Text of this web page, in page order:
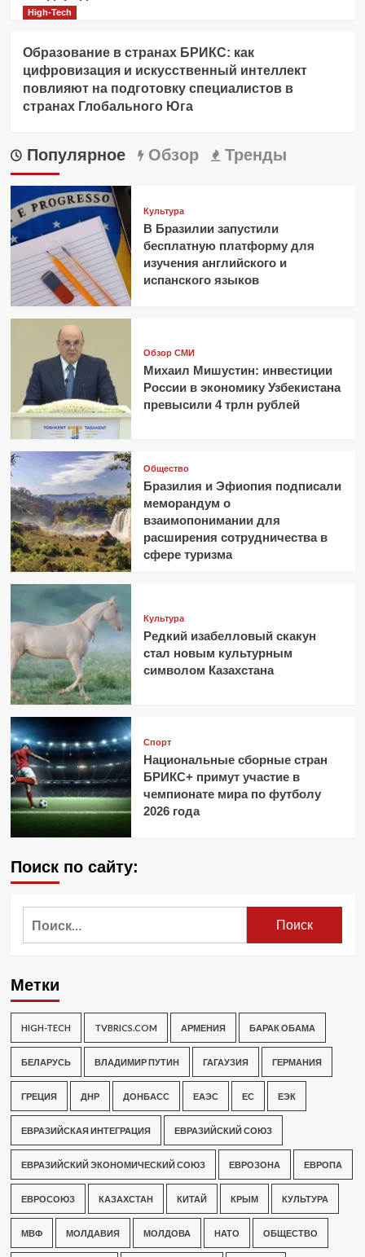
High-Tech
Образование в странах БРИКС: как
цифровизация и искусственный интеллект
повлияют на подготовку специалистов в
странах Глобального Юга
Популярное Обзор Тренды
Культура
В Бразилии запустили
бесплатную платформу для
изучения английского и
испанского языков
Обзор СМИ
Михаил Мишустин: инвестиции
России в экономику Узбекистана
превысили 4 трлн рублей
Общество
Бразилия и Эфиопия подписали
меморандум о
взаимопонимании для
расширения сотрудничества в
сфере туризма
Культура
Редкий изабелловый скакун
стал новым культурным
символом Казахстана
Спорт
Национальные сборные стран
БРИКС+ примут участие в
чемпионате мира по футболу
2026 года
Поиск по сайту:
Метки
HIGH-TECH TVBRICS.COM АРМЕНИЯ БАРАК ОБАМА
БЕЛАРУСЬ ВЛАДИМИР ПУТИН ГАГАУЗИЯ ГЕРМАНИЯ
ГРЕЦИЯ ДНР ДОНБАСС ЕАЭС ЕС ЕЭК
ЕВРАЗИЙСКАЯ ИНТЕГРАЦИЯ ЕВРАЗИЙСКИЙ СОЮЗ
ЕВРАЗИЙСКИЙ ЭКОНОМИЧЕСКИЙ СОЮЗ ЕВРОЗОНА ЕВРОПА
ЕВРОСОЮЗ КАЗАХСТАН КИТАЙ КРЫМ КУЛЬТУРА
МВФ МОЛДАВИЯ МОЛДОВА НАТО ОБЩЕСТВО